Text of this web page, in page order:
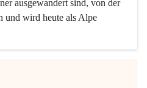
ausgewandert sind, von der
und wird heute als Alpe